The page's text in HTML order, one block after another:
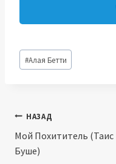
Метки
записи:
#Алая Бетти
Навигация
по
НАЗАД
Мой Похититель (Таис
Буше)